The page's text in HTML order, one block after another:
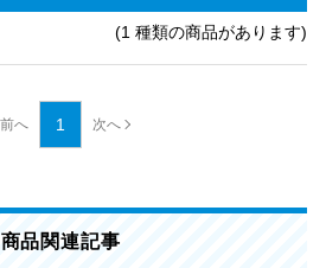
(1 種類の商品があります)
1
商品関連記事